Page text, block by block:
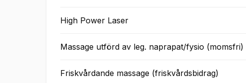
High Power Laser
Massage utförd av leg. naprapat/fysio (momsfri)
Friskvårdande massage (friskvårdsbidrag)